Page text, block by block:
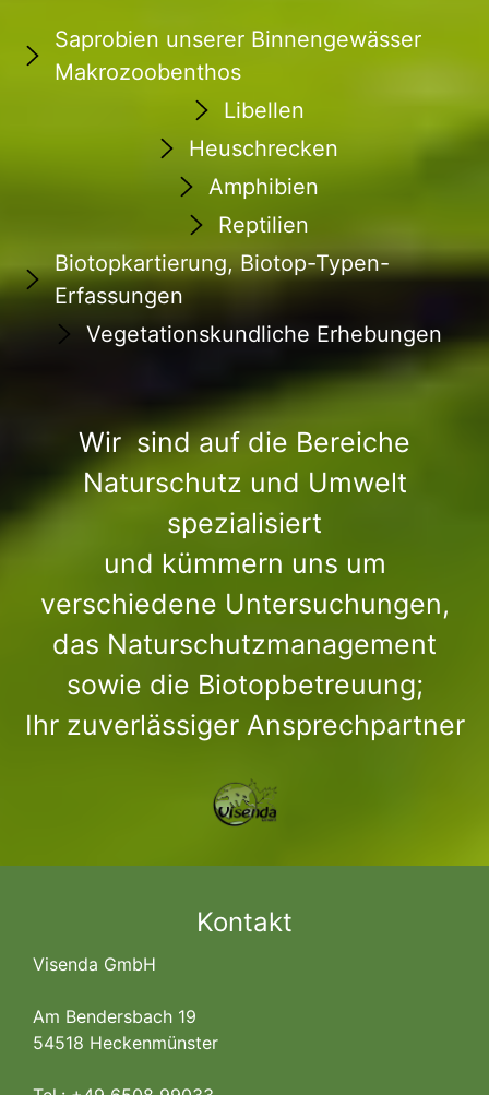
Saprobien unserer Binnengewässer
Makrozoobenthos
Libellen
Heuschrecken
Amphibien
Reptilien
Biotopkartierung, Biotop-Typen-
Erfassungen
Vegetationskundliche Erhebungen
Wir sind auf die Bereiche
Naturschutz und Umwelt
spezialisiert
und kümmern uns um
verschiedene Untersuchungen,
das Naturschutzmanagement
sowie die Biotopbetreuung;
Ihr zuverlässiger Ansprechpartner
Kontakt
Visenda GmbH
Am Bendersbach 19
54518 Heckenmünster